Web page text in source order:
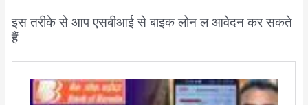
इस तरीके से आप एसबीआई से बाइक लोन ल आवेदन कर सकते
हैं